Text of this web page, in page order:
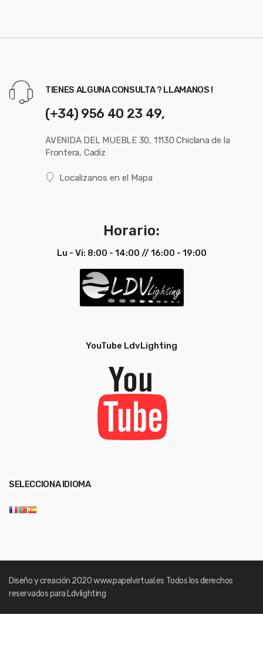
TIENES ALGUNA CONSULTA ? LLAMANOS !
(+34) 956 40 23 49,
AVENIDA DEL MUEBLE 30, 11130 Chiclana de la
Frontera, Cadiz
Localizanos en el Mapa
Horario:
Lu - Vi: 8:00 - 14:00 // 16:00 - 19:00
YouTube LdvLighting
SELECCIONA IDIOMA
Diseño y creación 2020www.papelvirtual.es Todos los derechos
reservados para Ldvlighting